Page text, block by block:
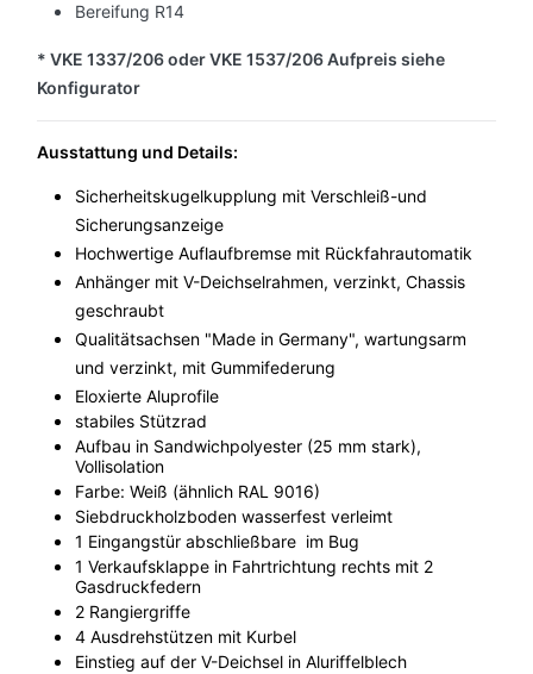
Bereifung R14
* VKE 1337/206 oder VKE 1537/206 Aufpreis siehe
Konfigurator
Ausstattung und Details:
Sicherheitskugelkupplung mit Verschleiß-und
Sicherungsanzeige
Hochwertige Auflaufbremse mit Rückfahrautomatik
Anhänger mit V-Deichselrahmen, verzinkt, Chassis
geschraubt
Qualitätsachsen "Made in Germany", wartungsarm
und verzinkt, mit Gummifederung
Eloxierte Aluprofile
stabiles Stützrad
Aufbau in Sandwichpolyester (25 mm stark),
Vollisolation
Farbe: Weiß (ähnlich RAL 9016)
Siebdruckholzboden wasserfest verleimt
1 Eingangstür abschließbare im Bug
1 Verkaufsklappe in Fahrtrichtung rechts mit 2
Gasdruckfedern
2 Rangiergriffe
4 Ausdrehstützen mit Kurbel
Einstieg auf der V-Deichsel in Aluriffelblech